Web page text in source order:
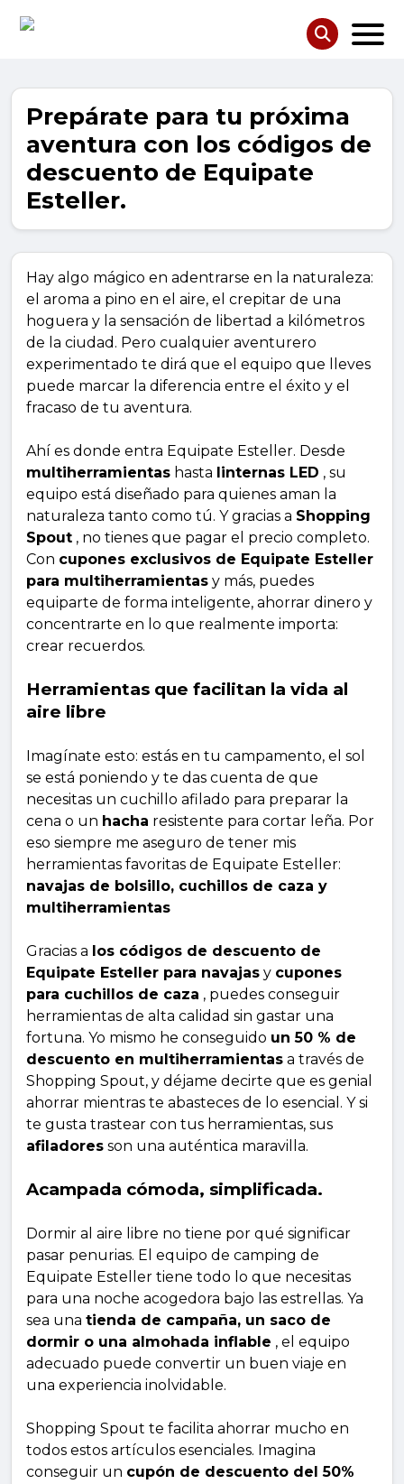
Prepárate para tu próxima
aventura con los códigos de
descuento de Equipate
Esteller.
Hay algo mágico en adentrarse en la naturaleza:
el aroma a pino en el aire, el crepitar de una
hoguera y la sensación de libertad a kilómetros
de la ciudad. Pero cualquier aventurero
experimentado te dirá que el equipo que lleves
puede marcar la diferencia entre el éxito y el
fracaso de tu aventura.
Ahí es donde entra Equipate Esteller. Desde
multiherramientas hasta linternas LED , su
equipo está diseñado para quienes aman la
naturaleza tanto como tú. Y gracias a Shopping
Spout , no tienes que pagar el precio completo.
Con cupones exclusivos de Equipate Esteller
para multiherramientas y más, puedes
equiparte de forma inteligente, ahorrar dinero y
concentrarte en lo que realmente importa:
crear recuerdos.
Herramientas que facilitan la vida al
aire libre
Imagínate esto: estás en tu campamento, el sol
se está poniendo y te das cuenta de que
necesitas un cuchillo afilado para preparar la
cena o un hacha resistente para cortar leña. Por
eso siempre me aseguro de tener mis
herramientas favoritas de Equipate Esteller:
navajas de bolsillo, cuchillos de caza y
multiherramientas
Gracias a los códigos de descuento de
Equipate Esteller para navajas y cupones
para cuchillos de caza , puedes conseguir
herramientas de alta calidad sin gastar una
fortuna. Yo mismo he conseguido un 50 % de
descuento en multiherramientas a través de
Shopping Spout, y déjame decirte que es genial
ahorrar mientras te abasteces de lo esencial. Y si
te gusta trastear con tus herramientas, sus
afiladores son una auténtica maravilla.
Acampada cómoda, simplificada.
Dormir al aire libre no tiene por qué significar
pasar penurias. El equipo de camping de
Equipate Esteller tiene todo lo que necesitas
para una noche acogedora bajo las estrellas. Ya
sea una tienda de campaña, un saco de
dormir o una almohada inflable , el equipo
adecuado puede convertir un buen viaje en
una experiencia inolvidable.
Shopping Spout te facilita ahorrar mucho en
todos estos artículos esenciales. Imagina
conseguir un cupón de descuento del 50%